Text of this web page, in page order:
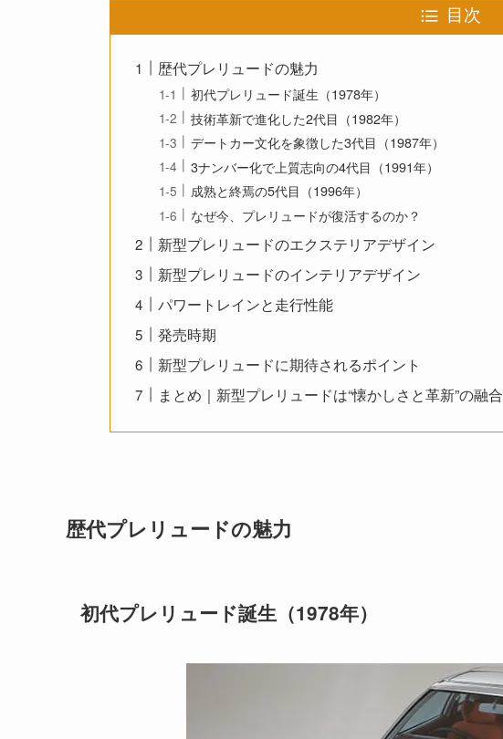
目次
歴代プレリュードの魅力
初代プレリュード誕生（1978年）
技術革新で進化した2代目（1982年）
デートカー文化を象徴した3代目（1987年）
3ナンバー化で上質志向の4代目（1991年）
成熟と終焉の5代目（1996年）
なぜ今、プレリュードが復活するのか？
新型プレリュードのエクステリアデザイン
新型プレリュードのインテリアデザイン
パワートレインと走行性能
発売時期
新型プレリュードに期待されるポイント
まとめ｜新型プレリュードは“懐かしさと革新”の融合
歴代プレリュードの魅力
初代プレリュード誕生（1978年）